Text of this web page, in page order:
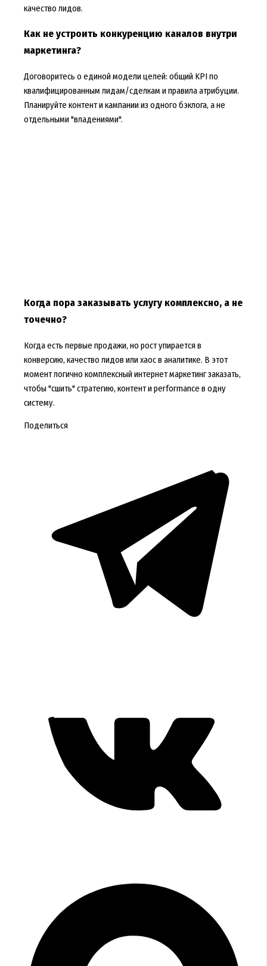
качество лидов.
Как не устроить конкуренцию каналов внутри
маркетинга?
Договоритесь о единой модели целей: общий KPI по
квалифицированным лидам/сделкам и правила атрибуции.
Планируйте контент и кампании из одного бэклога, а не
отдельными "владениями".
Когда пора заказывать услугу комплексно, а не
точечно?
Когда есть первые продажи, но рост упирается в
конверсию, качество лидов или хаос в аналитике. В этот
момент логично комплексный интернет маркетинг заказать,
чтобы "сшить" стратегию, контент и performance в одну
систему.
Поделиться